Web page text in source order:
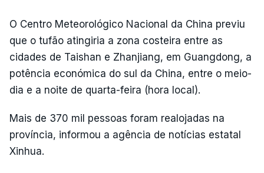
O Centro Meteorológico Nacional da China previu
que o tufão atingiria a zona costeira entre as
cidades de Taishan e Zhanjiang, em Guangdong, a
potência económica do sul da China, entre o meio-
dia e a noite de quarta-feira (hora local).
Mais de 370 mil pessoas foram realojadas na
província, informou a agência de notícias estatal
Xinhua.